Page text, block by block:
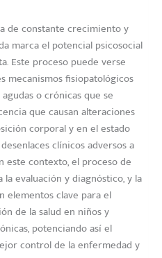
de constante crecimiento y
marca el potencial psicosocial
Este proceso puede verse
fisiopatológicos
o crónicas que se
que causan alteraciones
corporal y en el estado
clínicos adversos a
este contexto, el proceso de
evaluación y diagnóstico, y la
elementos clave para el
de la salud en niños y
potenciando así el
control de la enfermedad y